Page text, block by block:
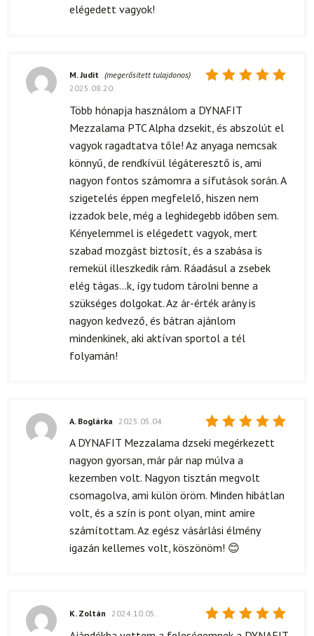
elégedett vagyok!
5/ 5
M. Judit (megerősített tulajdonos)
2025.08.20.
Több hónapja használom a DYNAFIT
Mezzalama PTC Alpha dzsekit, és abszolút el
vagyok ragadtatva tőle! Az anyaga nemcsak
könnyű, de rendkívül légáteresztő is, ami
nagyon fontos számomra a sífutások során. A
szigetelés éppen megfelelő, hiszen nem
izzadok bele, még a leghidegebb időben sem.
Kényelemmel is elégedett vagyok, mert
szabad mozgást biztosít, és a szabása is
remekül illeszkedik rám. Ráadásul a zsebek
elég tágas...k, így tudom tárolni benne a
szükséges dolgokat. Az ár-érték arány is
nagyon kedvező, és bátran ajánlom
mindenkinek, aki aktívan sportol a tél
folyamán!
Értékelés:
/ 5
A. Boglárka 2025.05.04.
A DYNAFIT Mezzalama dzseki megérkezett
nagyon gyorsan, már pár nap múlva a
kezemben volt. Nagyon tisztán megvolt
csomagolva, ami külön öröm. Minden hibátlan
volt, és a szín is pont olyan, mint amire
számítottam. Az egész vásárlási élmény
igazán kellemes volt, köszönöm! 😊
Értékelés:
K. Zoltán 2024.10.05.